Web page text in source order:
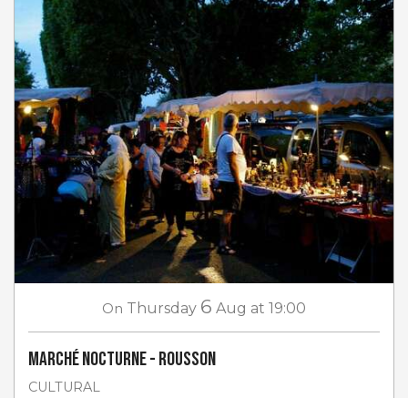
On Thursday 6 Aug at 19:00
Marché nocturne - Rousson
CULTURAL